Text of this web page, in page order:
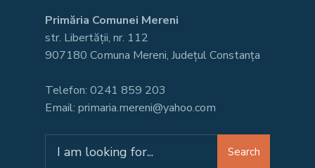
Primăria Comunei Mereni
str. Libertății, nr. 112
907180 Comuna Mereni, Județul Constanța
Telefon: 0241 859 203
Email: primaria.mereni@yahoo.com
for:
Search